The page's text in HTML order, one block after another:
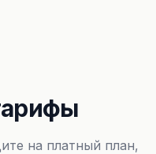
на платный план,